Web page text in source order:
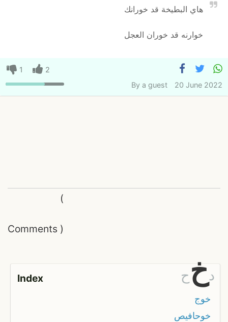
هاي البطيخة قد خورانك
خوارنه قد خوران العجل
1
2
By a guest 20 June 2022
Comments
(
)
Index ح خد
خوج
خوحافيص